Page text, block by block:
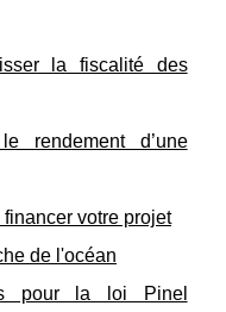
la fiscalité des
rendement d’une
votre projet
de l'océan
pour la loi Pinel